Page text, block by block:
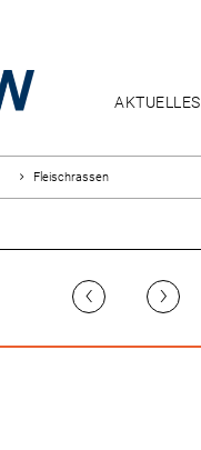
AKTUELLES
Fleischrassen
‹ ›